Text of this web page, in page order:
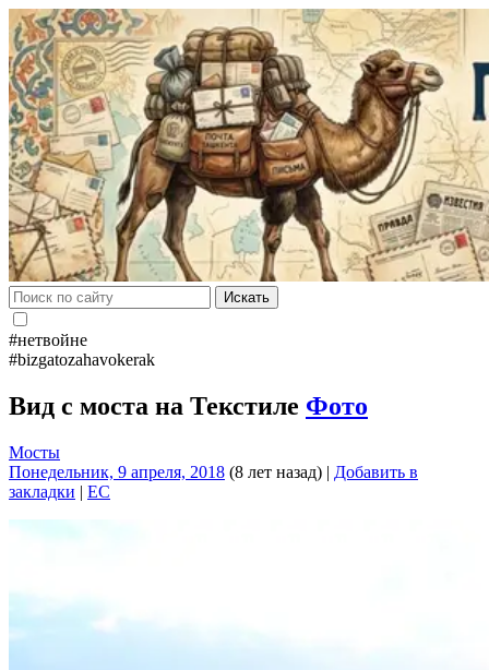
Искать
#нетвойне
#bizgatozahavokerak
Вид с моста на Текстиле Фото
Мосты
Понедельник, 9 апреля, 2018 (8 лет назад) | Добавить в
закладки | EC